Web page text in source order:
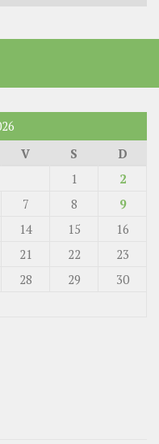
V S
D
1
2
7 8
9
14 15
16
21 22
23
28 29
30